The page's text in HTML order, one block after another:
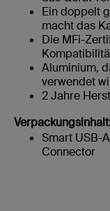
Ein doppelt
macht das
Die MFi-
Aluminium,
verwendet
2 Jahre
Smart USB-
Connector